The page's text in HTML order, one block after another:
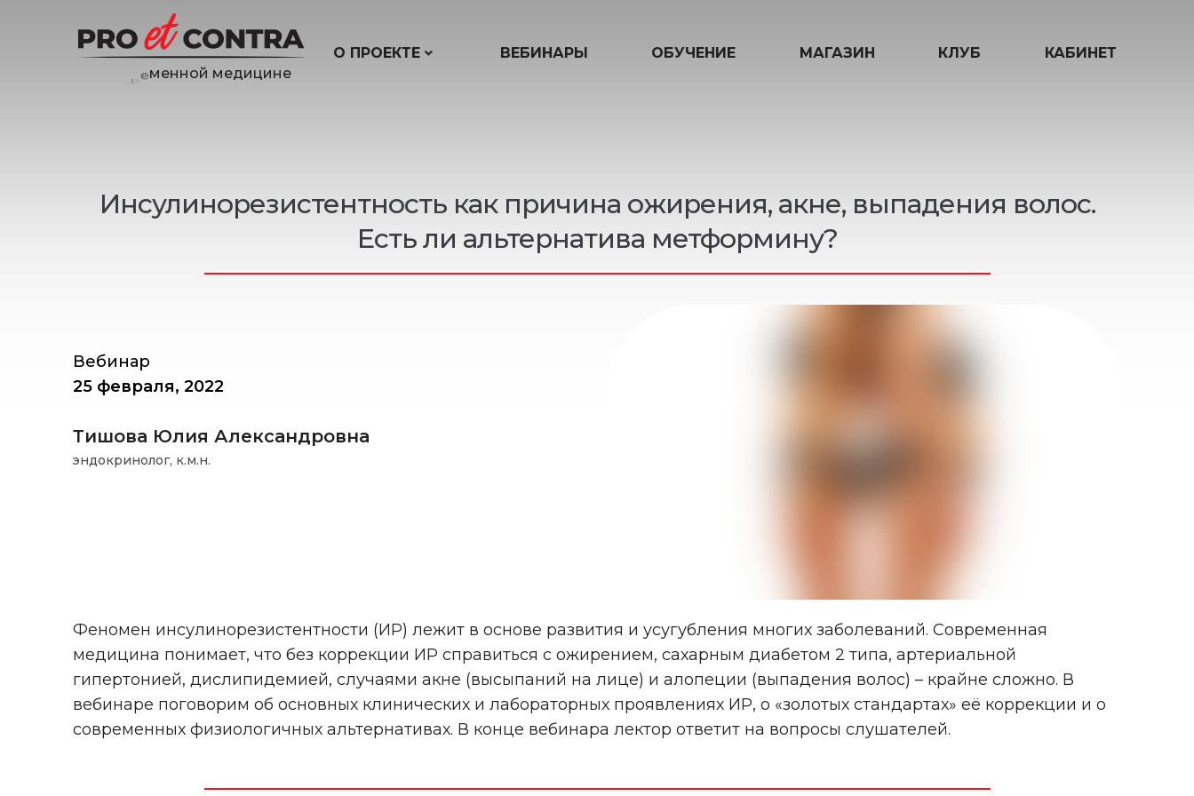
цине
О ПРОЕКТЕ ВЕБИНАРЫ ОБУЧЕНИЕ МАГАЗИН КЛУБ КАБИНЕТ
Инсулинорезистентность как причина ожирения, акне, выпадения волос.
Есть ли альтернатива метформину?
Вебинар
25 февраля, 2022
Тишова Юлия Александровна
эндокринолог, к.м.н.
Феномен инсулинорезистентности (ИР) лежит в основе развития и усугубления многих заболеваний. Современная
медицина понимает, что без коррекции ИР справиться с ожирением, сахарным диабетом 2 типа, артериальной
гипертонией, дислипидемией, случаями акне (высыпаний на лице) и алопеции (выпадения волос) – крайне сложно. В
вебинаре поговорим об основных клинических и лабораторных проявлениях ИР, о «золотых стандартах» её коррекции и о
современных физиологичных альтернативах. В конце вебинара лектор ответит на вопросы слушателей.